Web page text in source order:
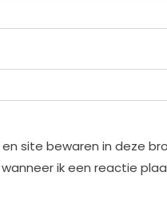
site bewaren in deze
ik een reactie